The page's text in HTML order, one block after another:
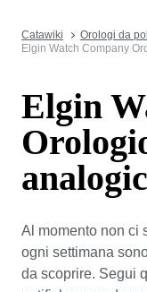
Catawiki Orologi da
Elgin Watch Company
Elgin
Al momento non ci
ogni settimana
da scoprire. Segui